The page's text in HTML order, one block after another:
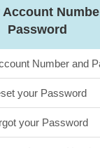
Password
Number and
your Password
your Password